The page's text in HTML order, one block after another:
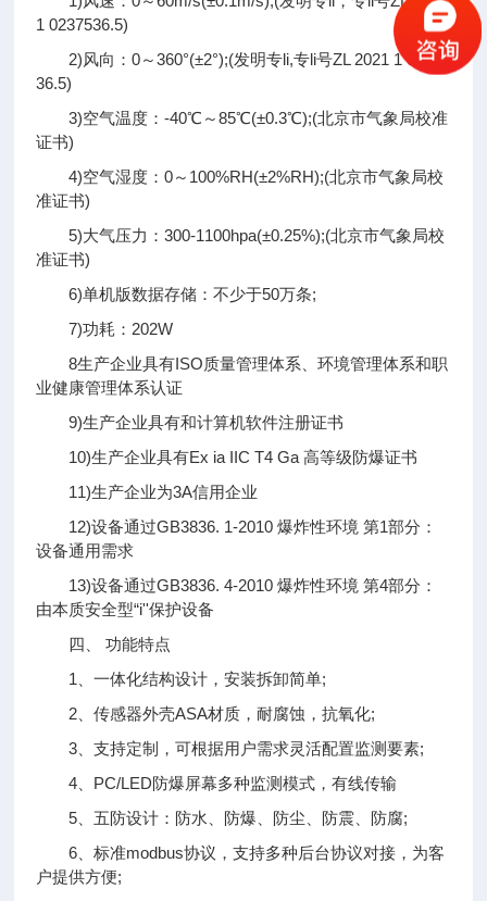
1 0237536.5)
2)风向：0～360°(±2°);(发明专li,专li号ZL 2021 1 02375
36.5)
3)空气温度：-40℃～85℃(±0.3℃);(北京市气象局校准
证书)
4)空气湿度：0～100%RH(±2%RH);(北京市气象局校
准证书)
5)大气压力：300-1100hpa(±0.25%);(北京市气象局校
准证书)
6)单机版数据存储：不少于50万条;
7)功耗：202W
8生产企业具有ISO质量管理体系、环境管理体系和职
业健康管理体系认证
9)生产企业具有和计算机软件注册证书
10)生产企业具有Ex ia IIC T4 Ga 高等级防爆证书
11)生产企业为3A信用企业
12)设备通过GB3836. 1-2010 爆炸性环境 第1部分：
设备通用需求
13)设备通过GB3836. 4-2010 爆炸性环境 第4部分：
由本质安全型“i''保护设备
四、 功能特点
1、一体化结构设计，安装拆卸简单;
2、传感器外壳ASA材质，耐腐蚀，抗氧化;
3、支持定制，可根据用户需求灵活配置监测要素;
4、PC/LED防爆屏幕多种监测模式，有线传输
5、五防设计：防水、防爆、防尘、防震、防腐;
6、标准modbus协议，支持多种后台协议对接，为客
户提供方便;